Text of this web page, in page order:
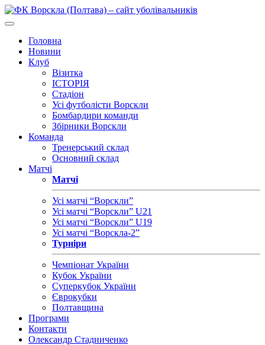
Головна
Новини
Клуб
Візитка
ІСТОРІЯ
Стадіон
Усі футболісти Ворскли
Бомбардири команди
Збірники Ворскли
Команда
Тренерський склад
Основний склад
Матчі
Матчі
Усі матчі “Ворскли”
Усі матчі “Ворскли” U21
Усі матчі “Ворскли” U19
Усі матчі “Ворскла-2”
Турніри
Чемпіонат України
Кубок України
Суперкубок України
Єврокубки
Полтавщина
Програми
Контакти
Олександр Стадниченко